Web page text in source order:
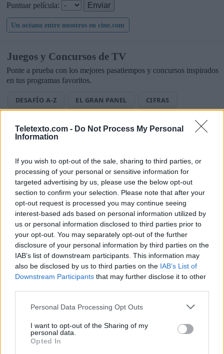
Teletexto.com - Do Not Process My Personal
Information
If you wish to opt-out of the sale, sharing to third parties, or
processing of your personal or sensitive information for
targeted advertising by us, please use the below opt-out
section to confirm your selection. Please note that after your
opt-out request is processed you may continue seeing
interest-based ads based on personal information utilized by
us or personal information disclosed to third parties prior to
your opt-out. You may separately opt-out of the further
disclosure of your personal information by third parties on the
IAB’s list of downstream participants. This information may
also be disclosed by us to third parties on the IAB’s List of
Downstream Participants that may further disclose it to other
Personal Data Processing Opt Outs
I want to opt-out of the Sharing of my
personal data.
Opted In
Puntuar película:
Un océano entre nosotros en cine.com
Juegos y Concursos de TV
Ponte a prueba con los mejores pasatiempos y concursos inspirados
en tus programas favoritos.
DESAFÍO A-Z EL GRAN PANEL CIFRAS
SOPA DE LETRAS TV
Noticias de Televisión
Toda la actualidad de la televisión y el streaming en España.
AUDIENCIAS ESTRENOS STREAMING
GENTE TV CONCURSOS REALITIES
Ver perfil
@teletextopuntocom Ver perfil